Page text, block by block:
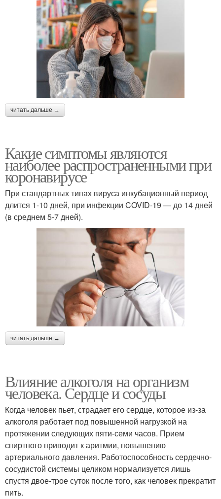
читать дальше →
Какие симптомы являются
наиболее распространенными при
коронавирусе
При стандартных типах вируса инкубационный период
длится 1-10 дней, при инфекции COVID-19 — до 14 дней
(в среднем 5-7 дней).
читать дальше →
Влияние алкоголя на организм
человека. Сердце и сосуды
Когда человек пьет, страдает его сердце, которое из-за
алкоголя работает под повышенной нагрузкой на
протяжении следующих пяти-семи часов. Прием
спиртного приводит к аритмии, повышению
артериального давления. Работоспособность сердечно-
сосудистой системы целиком нормализуется лишь
спустя двое-трое суток после того, как человек прекратит
пить.